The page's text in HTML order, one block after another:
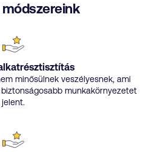
minősülnek veszélyesnek, ami
munkakörnyezetet
jelent.